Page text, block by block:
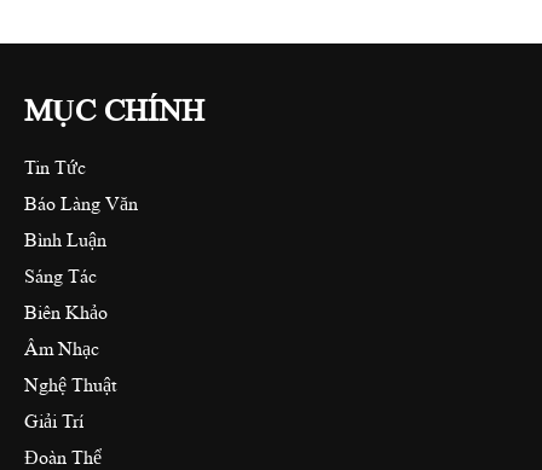
MỤC CHÍNH
Tin Tức
Báo Làng Văn
Bình Luận
Sáng Tác
Biên Khảo
Âm Nhạc
Nghệ Thuật
Giải Trí
Đoàn Thể